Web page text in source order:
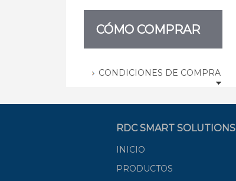
CÓMO COMPRAR
CONDICIONES DE COMPRA
RDC SMART SOLUTIONS
INICIO
PRODUCTOS